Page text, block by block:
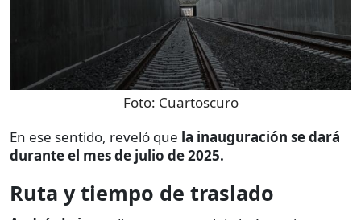
Foto: Cuartoscuro
En ese sentido, reveló que la inauguración se dará
durante el mes de julio de 2025.
Ruta y tiempo de traslado